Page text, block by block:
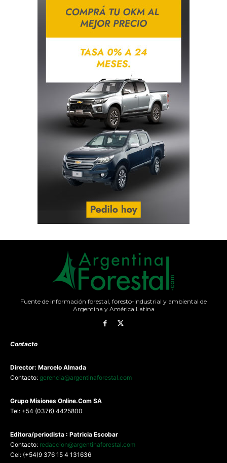
Fuente de información forestal, foresto-industrial y ambiental de
Argentina y América Latina
Contacto
Director: Marcelo Almada
Contacto: gerencia@argentinaforestal.com
Grupo Misiones Online.Com SA
Tel: +54 (0376) 4425800
Editora/periodista : Patricia Escobar
Contacto: redaccion@argentinaforestal.com
Cel: (+54)9 376 15 4 131636